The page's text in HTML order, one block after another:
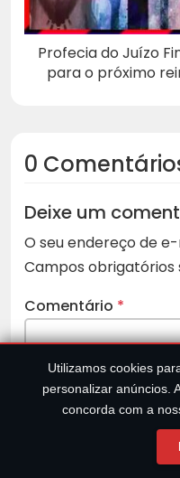
Profecia do Juízo
para o próximo
0
Deixe um
O seu endereço de
Campos
Comentário *
Utilizamos cookies
personalizar anúncios.
concorda com a